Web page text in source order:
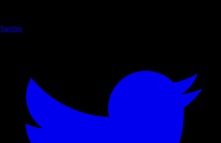
Twitter